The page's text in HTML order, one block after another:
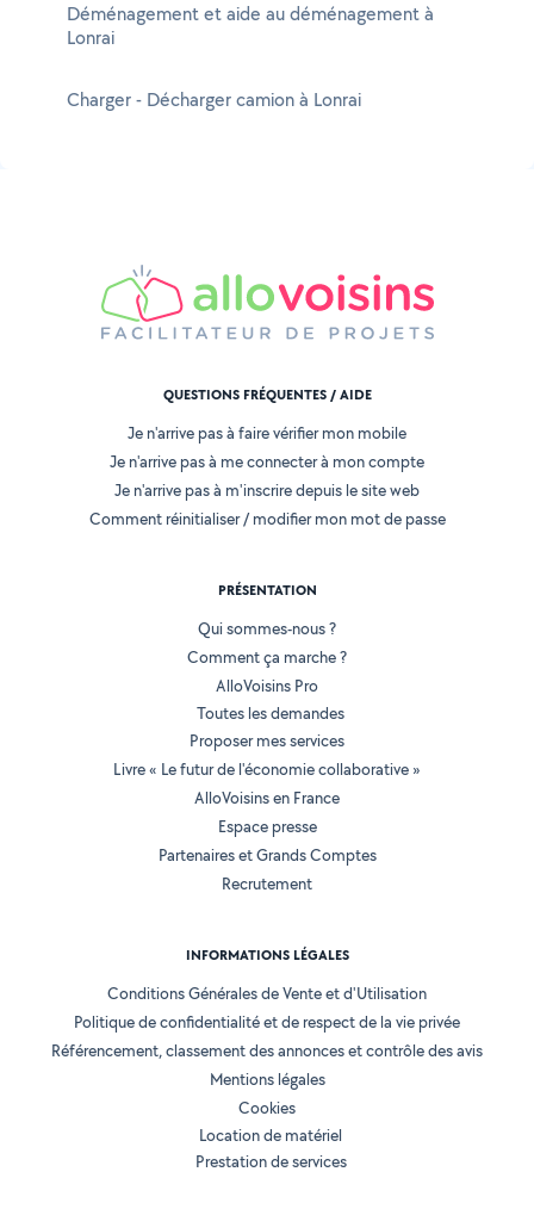
Déménagement et aide au déménagement à
Lonrai
Charger - Décharger camion à Lonrai
QUESTIONS FRÉQUENTES / AIDE
Je n'arrive pas à faire vérifier mon mobile
Je n'arrive pas à me connecter à mon compte
Je n'arrive pas à m'inscrire depuis le site web
Comment réinitialiser / modifier mon mot de passe
PRÉSENTATION
Qui sommes-nous ?
Comment ça marche ?
AlloVoisins Pro
Toutes les demandes
Proposer mes services
Livre « Le futur de l'économie collaborative »
AlloVoisins en France
Espace presse
Partenaires et Grands Comptes
Recrutement
INFORMATIONS LÉGALES
Conditions Générales de Vente et d'Utilisation
Politique de confidentialité et de respect de la vie privée
Référencement, classement des annonces et contrôle des avis
Mentions légales
Cookies
Location de matériel
Prestation de services